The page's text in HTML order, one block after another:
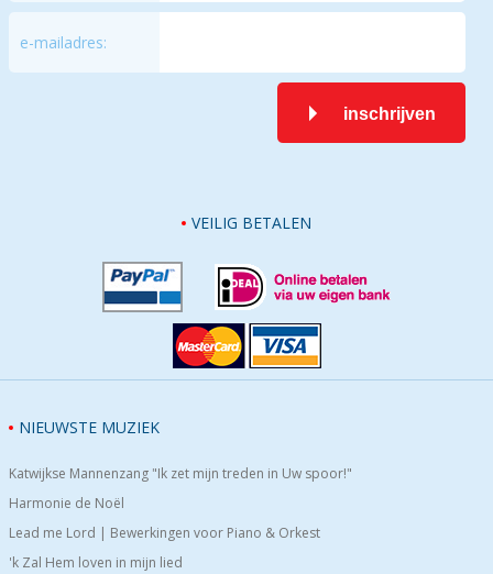
e-mailadres:
inschrijven
VEILIG BETALEN
NIEUWSTE MUZIEK
Katwijkse Mannenzang "Ik zet mijn treden in Uw spoor!"
Harmonie de Noël
Lead me Lord | Bewerkingen voor Piano & Orkest
'k Zal Hem loven in mijn lied